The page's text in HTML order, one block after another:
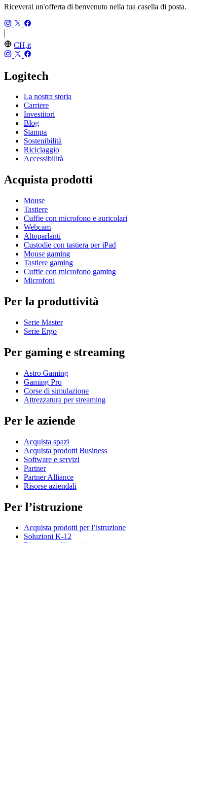
Riceverai un'offerta di benvenuto nella tua casella di posta.
CH,it
Logitech
La nostra storia
Carriere
Investitori
Blog
Stampa
Sostenibilità
Riciclaggio
Accessibilità
Acquista prodotti
Mouse
Tastiere
Cuffie con microfono e auricolari
Webcam
Altoparlanti
Custodie con tastiera per iPad
Mouse gaming
Tastiere gaming
Cuffie con microfono gaming
Microfoni
Per la produttività
Serie Master
Serie Ergo
Per gaming e streaming
Astro Gaming
Gaming Pro
Corse di simulazione
Attrezzatura per streaming
Per le aziende
Acquista spazi
Acquista prodotti Business
Software e servizi
Partner
Partner Alliance
Risorse aziendali
Per l’istruzione
Acquista prodotti per l’istruzione
Soluzioni K-12
Risorse per l’istruzione